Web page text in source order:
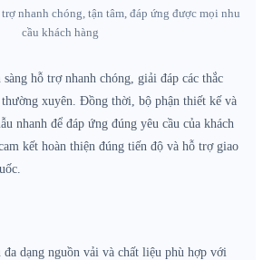
nhanh chóng, tận tâm, đáp ứng được mọi nhu
cầu khách hàng
hỗ trợ nhanh chóng, giải đáp các thắc
xuyên. Đồng thời, bộ phận thiết kế và
nhanh để đáp ứng đúng yêu cầu của khách
kết hoàn thiện đúng tiến độ và hỗ trợ giao
dạng nguồn vải và chất liệu phù hợp với